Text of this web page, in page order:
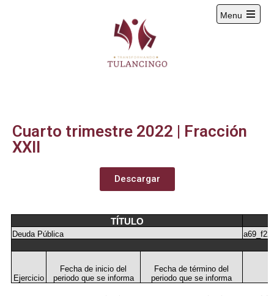
Menu
Cuarto trimestre 2022 | Fracción
XXII
Descargar